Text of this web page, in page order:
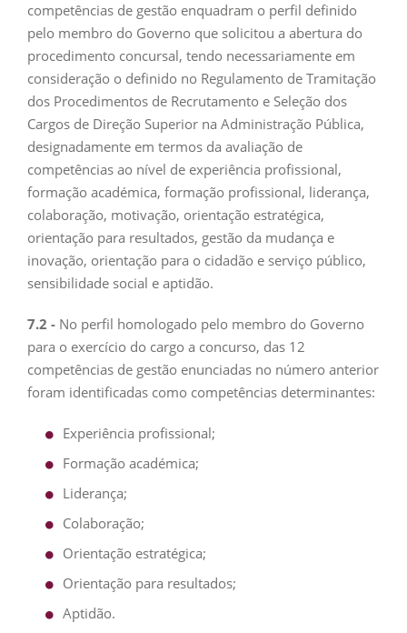
competências de gestão enquadram o perfil definido
pelo membro do Governo que solicitou a abertura do
procedimento concursal, tendo necessariamente em
consideração o definido no Regulamento de Tramitação
dos Procedimentos de Recrutamento e Seleção dos
Cargos de Direção Superior na Administração Pública,
designadamente em termos da avaliação de
competências ao nível de experiência profissional,
formação académica, formação profissional, liderança,
colaboração, motivação, orientação estratégica,
orientação para resultados, gestão da mudança e
inovação, orientação para o cidadão e serviço público,
sensibilidade social e aptidão.
7.2 - No perfil homologado pelo membro do Governo
para o exercício do cargo a concurso, das 12
competências de gestão enunciadas no número anterior
foram identificadas como competências determinantes:
Experiência profissional;
Formação académica;
Liderança;
Colaboração;
Orientação estratégica;
Orientação para resultados;
Aptidão.